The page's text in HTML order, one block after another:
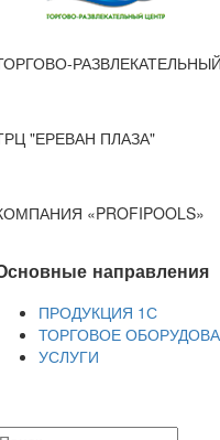
"ЕРЕВАН ПЛАЗА"
«PROFIPOOLS»
направления
ПРОДУКЦИЯ 1С
ТОРГОВОЕ
УСЛУГИ